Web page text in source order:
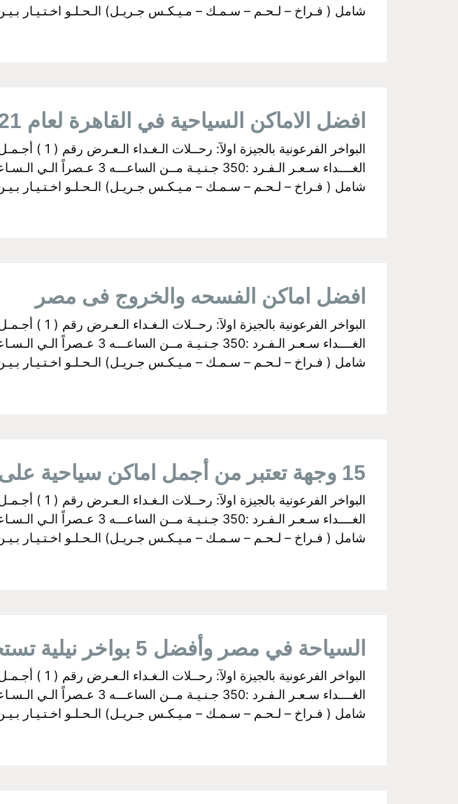
شامل ( فـراخ – لـحـم – سـمـك – مـيـكـس جـريـل) الـحـلـو اخـتـيـار
افضل الاماكن السياحية في القاهرة لعام 2021
البواخر
شامل ( فـراخ – لـحـم – سـمـك – مـيـكـس جـريـل) الـحـلـو اخـتـيـار
افضل اماكن الفسحه والخروج فى مصر
البواخر
شامل ( فـراخ – لـحـم – سـمـك – مـيـكـس جـريـل) الـحـلـو اخـتـيـار
15 وجهة تعتبر من أجمل اماكن سياحية على النيل فى القاهرة
البواخر
شامل ( فـراخ – لـحـم – سـمـك – مـيـكـس جـريـل) الـحـلـو اخـتـيـار
السياحة في مصر وأفضل 5 بواخر نيلية تستحق زيارتك
البواخر
شامل ( فـراخ – لـحـم – سـمـك – مـيـكـس جـريـل) الـحـلـو اخـتـيـار